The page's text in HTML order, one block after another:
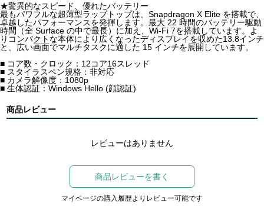
★驚異的なスピード、優れたバッテリー
最もパワフルな超薄型ラップトップは、Snapdragon X Elite を搭載で、
卓越したパフォーマンスを発揮します。最大 22 時間のバッテリー駆動
時間（全 Surface の中で最長）に加え、Wi-Fi 7を搭載しています。よ
りコンパクトな本体により広くなったディスプレイを収めた13.8インチ
と、広い画面でマルチタスクに適した 15 インチを展開しています。
■ コア数・クロック：12コア16スレッド
■ スタイラスペン規格：非対応
■ カメラ解像度：1080p
■ 生体認証：Windows Hello (顔認証)
商品レビュー
レビューはありません
商品レビューを書く
マイページの購入履歴よりレビュー可能です